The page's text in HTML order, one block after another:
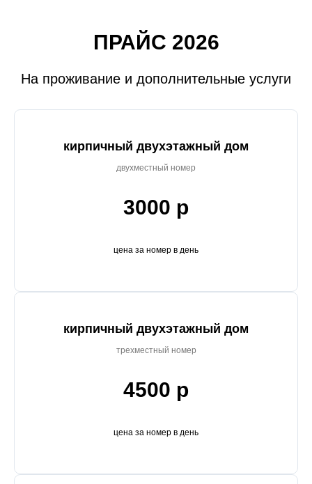
ПРАЙС 2026
На проживание и дополнительные услуги
кирпичный двухэтажный дом
двухместный номер
3000 р
цена за номер в день
кирпичный двухэтажный дом
трехместный номер
4500 р
цена за номер в день